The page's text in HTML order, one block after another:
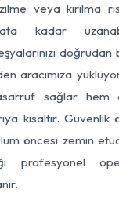
veya kırılma
kadar
aracımıza
sağlar hem
kısaltır. Güvenlik
öncesi zemin
profesyonel